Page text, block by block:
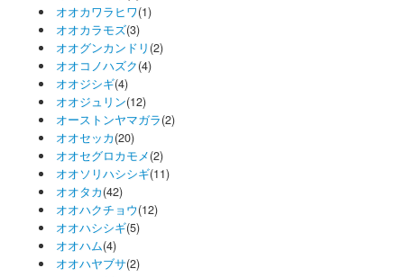
オオカワラヒワ(1)
オオカラモズ(3)
オオグンカンドリ (2)
オオコノハズク(4)
オオジシギ(4)
オオジュリン(12)
オーストンヤマガラ(2)
オオセッカ(20)
オオセグロカモメ(2)
オオソリハシシギ(11)
オオタカ(42)
オオハクチョウ(12)
オオハシシギ(5)
オオハム(4)
オオハヤブサ(2)